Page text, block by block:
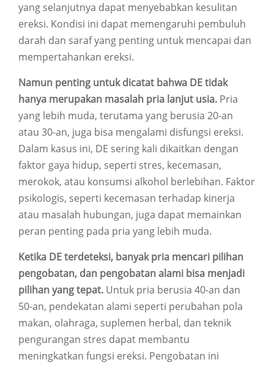
yang selanjutnya dapat menyebabkan kesulitan
ereksi. Kondisi ini dapat memengaruhi pembuluh
darah dan saraf yang penting untuk mencapai dan
mempertahankan ereksi.
Namun penting untuk dicatat bahwa DE tidak
hanya merupakan masalah pria lanjut usia. Pria
yang lebih muda, terutama yang berusia 20-an
atau 30-an, juga bisa mengalami disfungsi ereksi.
Dalam kasus ini, DE sering kali dikaitkan dengan
faktor gaya hidup, seperti stres, kecemasan,
merokok, atau konsumsi alkohol berlebihan. Faktor
psikologis, seperti kecemasan terhadap kinerja
atau masalah hubungan, juga dapat memainkan
peran penting pada pria yang lebih muda.
Ketika DE terdeteksi, banyak pria mencari pilihan
pengobatan, dan pengobatan alami bisa menjadi
pilihan yang tepat. Untuk pria berusia 40-an dan
50-an, pendekatan alami seperti perubahan pola
makan, olahraga, suplemen herbal, dan teknik
pengurangan stres dapat membantu
meningkatkan fungsi ereksi. Pengobatan ini